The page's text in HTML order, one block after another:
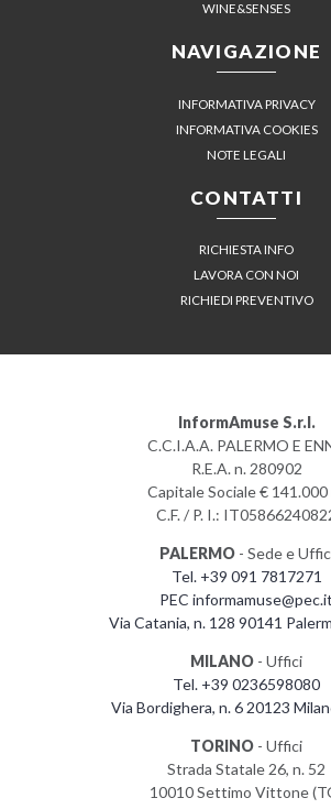
WINE&SENSES
NAVIGAZIONE
INFORMATIVA PRIVACY
INFORMATIVA COOKIES
NOTE LEGALI
CONTATTI
RICHIESTA INFO
LAVORA CON NOI
RICHIEDI PREVENTIVO
InformAmuse S.r.l.
C.C.I.A.A. PALERMO E
R.E.A. n. 280902
Capitale Sociale € 141.000
C.F. / P. I.:
PALERMO- Sede e
Tel. +39 091 7817271
PEC informamuse@pec.it
Via Catania, n. 128 90141
MILANO - Uffici
Tel. +39 0236598080
Via Bordighera, n. 6 20123
TORINO - Uffici
Strada Statale 26, n. 52
10010 Settimo Vittone